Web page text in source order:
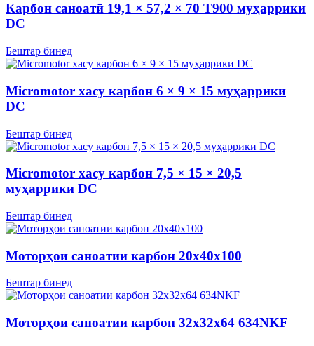
Карбон саноатӣ 19,1 × 57,2 × 70 T900 муҳаррики
DC
Бештар бинед
Micromotor хасу карбон 6 × 9 × 15 муҳаррики
DC
Бештар бинед
Micromotor хасу карбон 7,5 × 15 × 20,5
муҳаррики DC
Бештар бинед
Моторҳои саноатии карбон 20x40x100
Бештар бинед
Моторҳои саноатии карбон 32x32x64 634NKF